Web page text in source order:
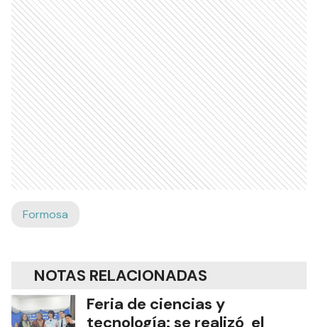
Formosa
NOTAS RELACIONADAS
Feria de ciencias y
tecnología: se realizó el